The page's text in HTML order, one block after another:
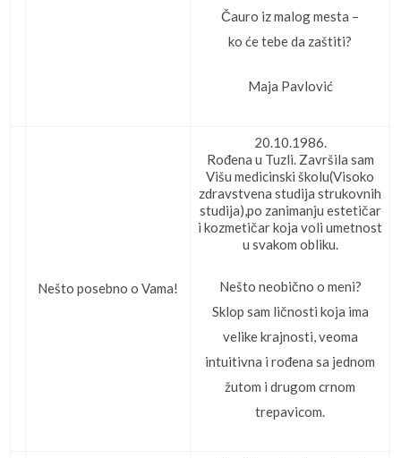
Čauro iz malog mesta –
ko će tebe da zaštiti?
Maja Pavlović
Nešto posebno o Vama!
20.10.1986.
Rođena u Tuzli. Završila sam
Višu medicinski školu(Visoko
zdravstvena studija strukovnih
studija),po zanimanju estetičar
i kozmetičar koja voli umetnost
u svakom obliku.
Nešto neobično o meni?
Sklop sam ličnosti koja ima
velike krajnosti, veoma
intuitivna i rođena sa jednom
žutom i drugom crnom
trepavicom.